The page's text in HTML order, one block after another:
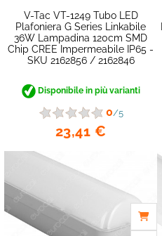
V-Tac VT-1249 Tubo LED
Plafoniera G Series Linkabile
36W Lampadina 120cm SMD
Chip CREE Impermeabile IP65 -
SKU 2162856 / 2162846
Disponibile in più varianti
0/5
23,41 €